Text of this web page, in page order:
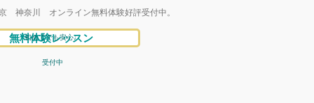
奈川 オンライン無料体験好評受付中。
無料体験レッスン
受付中
初めてでも安心♩